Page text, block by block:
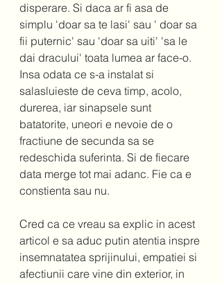
disperare. Si daca ar fi asa de
simplu 'doar sa te lasi' sau ' doar sa
fii puternic' sau 'doar sa uiti' 'sa le
dai dracului' toata lumea ar face-o.
Insa odata ce s-a instalat si
salasluieste de ceva timp, acolo,
durerea, iar sinapsele sunt
batatorite, uneori e nevoie de o
fractiune de secunda sa se
redeschida suferinta. Si de fiecare
data merge tot mai adanc. Fie ca e
constienta sau nu.
Cred ca ce vreau sa explic in acest
articol e sa aduc putin atentia inspre
insemnatatea sprijinului, empatiei si
afectiunii care vine din exterior, in